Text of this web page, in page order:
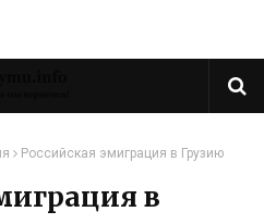
Российская эмиграция в Грузию
в